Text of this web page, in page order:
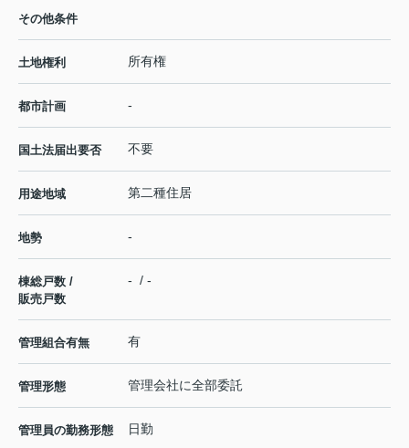
その他条件
土地権利 所有権
都市計画 -
国土法届出要否 不要
用途地域 第二種住居
地勢 -
棟総戸数 /
販売戸数
- / -
管理組合有無 有
管理形態 管理会社に全部委託
管理員の勤務形態 日勤